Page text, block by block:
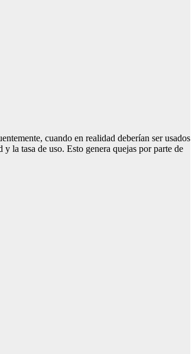
cuando en realidad deberían ser usados
la tasa de uso. Esto genera quejas por parte de